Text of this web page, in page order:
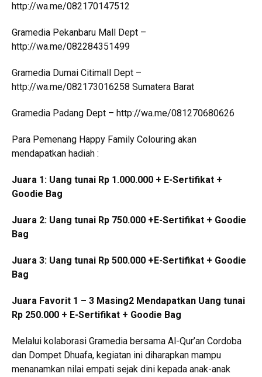
http://wa.me/082170147512
Gramedia Pekanbaru Mall Dept –
http://wa.me/082284351499
Gramedia Dumai Citimall Dept –
http://wa.me/082173016258 Sumatera Barat
Gramedia Padang Dept – http://wa.me/081270680626
Para Pemenang Happy Family Colouring akan
mendapatkan hadiah :
Juara 1: Uang tunai Rp 1.000.000 + E-Sertifikat +
Goodie Bag
Juara 2: Uang tunai Rp 750.000 +E-Sertifikat + Goodie
Bag
Juara 3: Uang tunai Rp 500.000 +E-Sertifikat + Goodie
Bag
Juara Favorit 1 – 3 Masing2 Mendapatkan Uang tunai
Rp 250.000 + E-Sertifikat + Goodie Bag
Melalui kolaborasi Gramedia bersama Al-Qur’an Cordoba
dan Dompet Dhuafa, kegiatan ini diharapkan mampu
menanamkan nilai empati sejak dini kepada anak-anak